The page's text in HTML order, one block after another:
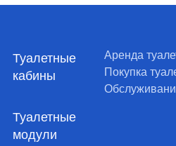
Туалетные
кабины
Аренда
Покупка
Туалетные
модули